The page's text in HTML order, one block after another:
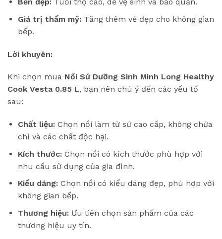
Giá trị thẩm mỹ:Tăng thêm vẻ đẹp cho không gian
bếp.
Lời khuyên:
Khi chọn mua Nồi Sứ Dưỡng Sinh Minh Long Healthy
Cook Vesta 0.85 L, bạn nên chú ý đến các yếu tố
sau:
Chất liệu:Chọn nồi làm từ sứ cao cấp, không chứa
chì và các chất độc hại.
Kích thước:Chọn nồi có kích thước phù hợp với
nhu cầu sử dụng của gia đình.
Kiểu dáng:Chọn nồi có kiểu dáng đẹp, phù hợp với
không gian bếp.
Thương hiệu:Ưu tiên chọn sản phẩm của các
thương hiệu uy tín.